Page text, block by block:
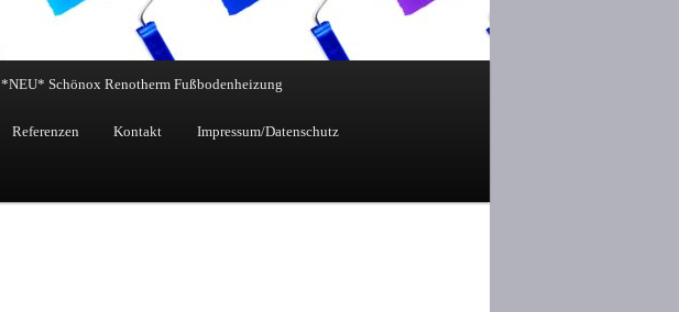
*NEU* Schönox Renotherm Fußbodenheizung
Referenzen Kontakt Impressum/Datenschutz